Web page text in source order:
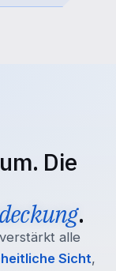
Die
.
alle
Sicht,